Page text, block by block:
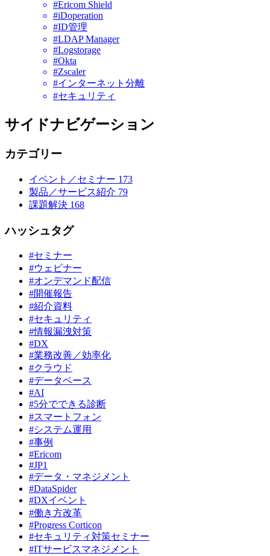
#Ericom Shield
#iDoperation
#ID管理
#LDAP Manager
#Logstorage
#Okta
#Zscaler
#インターネット分離
#セキュリティ
サイドナビゲーション
カテゴリー
イベント／セミナー 173
製品／サービス紹介 79
課題解決 168
ハッシュタグ
#セミナー
#ウェビナー
#オンデマンド配信
#開催報告
#紹介資料
#セキュリティ
#情報漏洩対策
#DX
#業務改善／効率化
#クラウド
#データベース
#AI
#5分でできる診断
#スマートフォン
#システム運用
#事例
#Ericom
#JP1
#データ・マネジメント
#DataSpider
#DXイベント
#働き方改革
#Progress Corticon
#セキュリティ対策セミナー
#ITサービスマネジメント